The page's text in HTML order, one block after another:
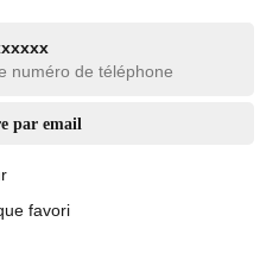
numéro de téléphone
par email
favori